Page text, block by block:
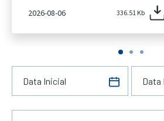
2026-08-06 336.51 Kb